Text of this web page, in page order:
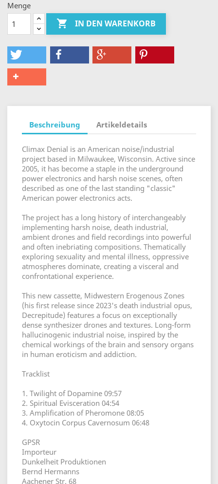
Menge
 IN DEN WARENKORB
Beschreibung Artikeldetails
Climax Denial is an American noise/industrial
project based in Milwaukee, Wisconsin. Active since
2005, it has become a staple in the underground
power electronics and harsh noise scenes, often
described as one of the last standing "classic"
American power electronics acts.
The project has a long history of interchangeably
implementing harsh noise, death industrial,
ambient drones and field recordings into powerful
and often inebriating compositions. Thematically
exploring sexuality and mental illness, oppressive
atmospheres dominate, creating a visceral and
confrontational experience.
This new cassette, Midwestern Erogenous Zones
(his first release since 2023's death industrial opus,
Decrepitude) features a focus on exceptionally
dense synthesizer drones and textures. Long-form
hallucinogenic industrial noise, inspired by the
chemical workings of the brain and sensory organs
in human eroticism and addiction.
Tracklist
1. Twilight of Dopamine 09:57
2. Spiritual Evisceration 04:54
3. Amplification of Pheromone 08:05
4. Oxytocin Corpus Cavernosum 06:48
GPSR
Importeur
Dunkelheit Produktionen
Bernd Hermanns
Aachener Str. 68